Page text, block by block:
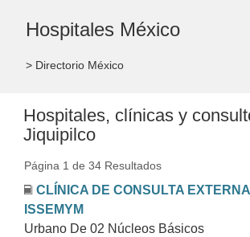
Hospitales México
> Directorio México
Hospitales, clínicas y
Jiquipilco
Página 1 de 34 Resultados
CLÍNICA DE CONSULTA
ISSEMYM
Urbano De 02 Núcleos Básicos